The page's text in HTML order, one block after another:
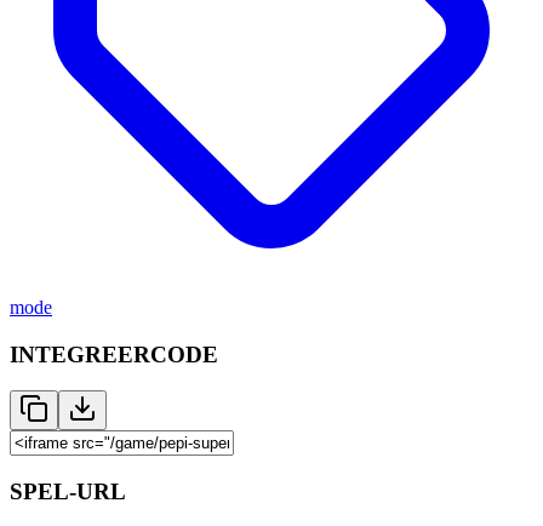
mode
INTEGREERCODE
SPEL-URL